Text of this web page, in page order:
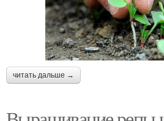
читать дальше →